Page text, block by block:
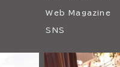
Web Magazine
SNS